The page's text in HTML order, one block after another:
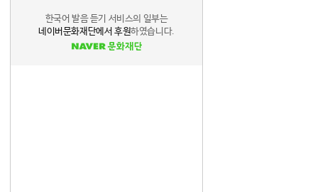
한국어 발음 듣기 서비스의 일부는
네이버문화재단에서 후원하였습니다.